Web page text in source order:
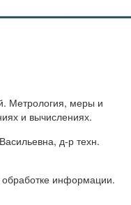
Метрология, меры и
и вычислениях.
д-р техн.
информации.